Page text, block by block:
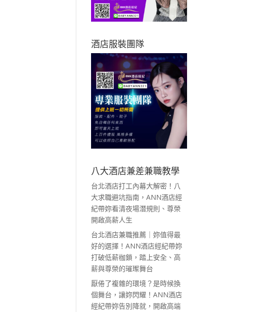
酒店服裝團隊
八大酒店兼差兼職教學
台北酒店打工內幕大解密！八
大求職避坑指南，ANN酒店經
紀帶妳看清夜場潛規則、尊榮
開啟高薪人生
台北酒店兼職推薦｜妳值得最
好的選擇！ANN酒店經紀帶妳
打破低薪枷鎖，踏上安全、高
薪與尊榮的璀璨舞台
厭倦了複雜的環境？是時候換
個舞台，讓妳閃耀！ANN酒店
經紀帶妳告別降就，開啟高端